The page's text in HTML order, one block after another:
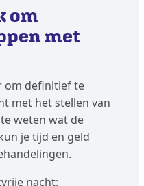
om
met
om definitief te
met het stellen van
weten wat de
je tijd en geld
nacht: